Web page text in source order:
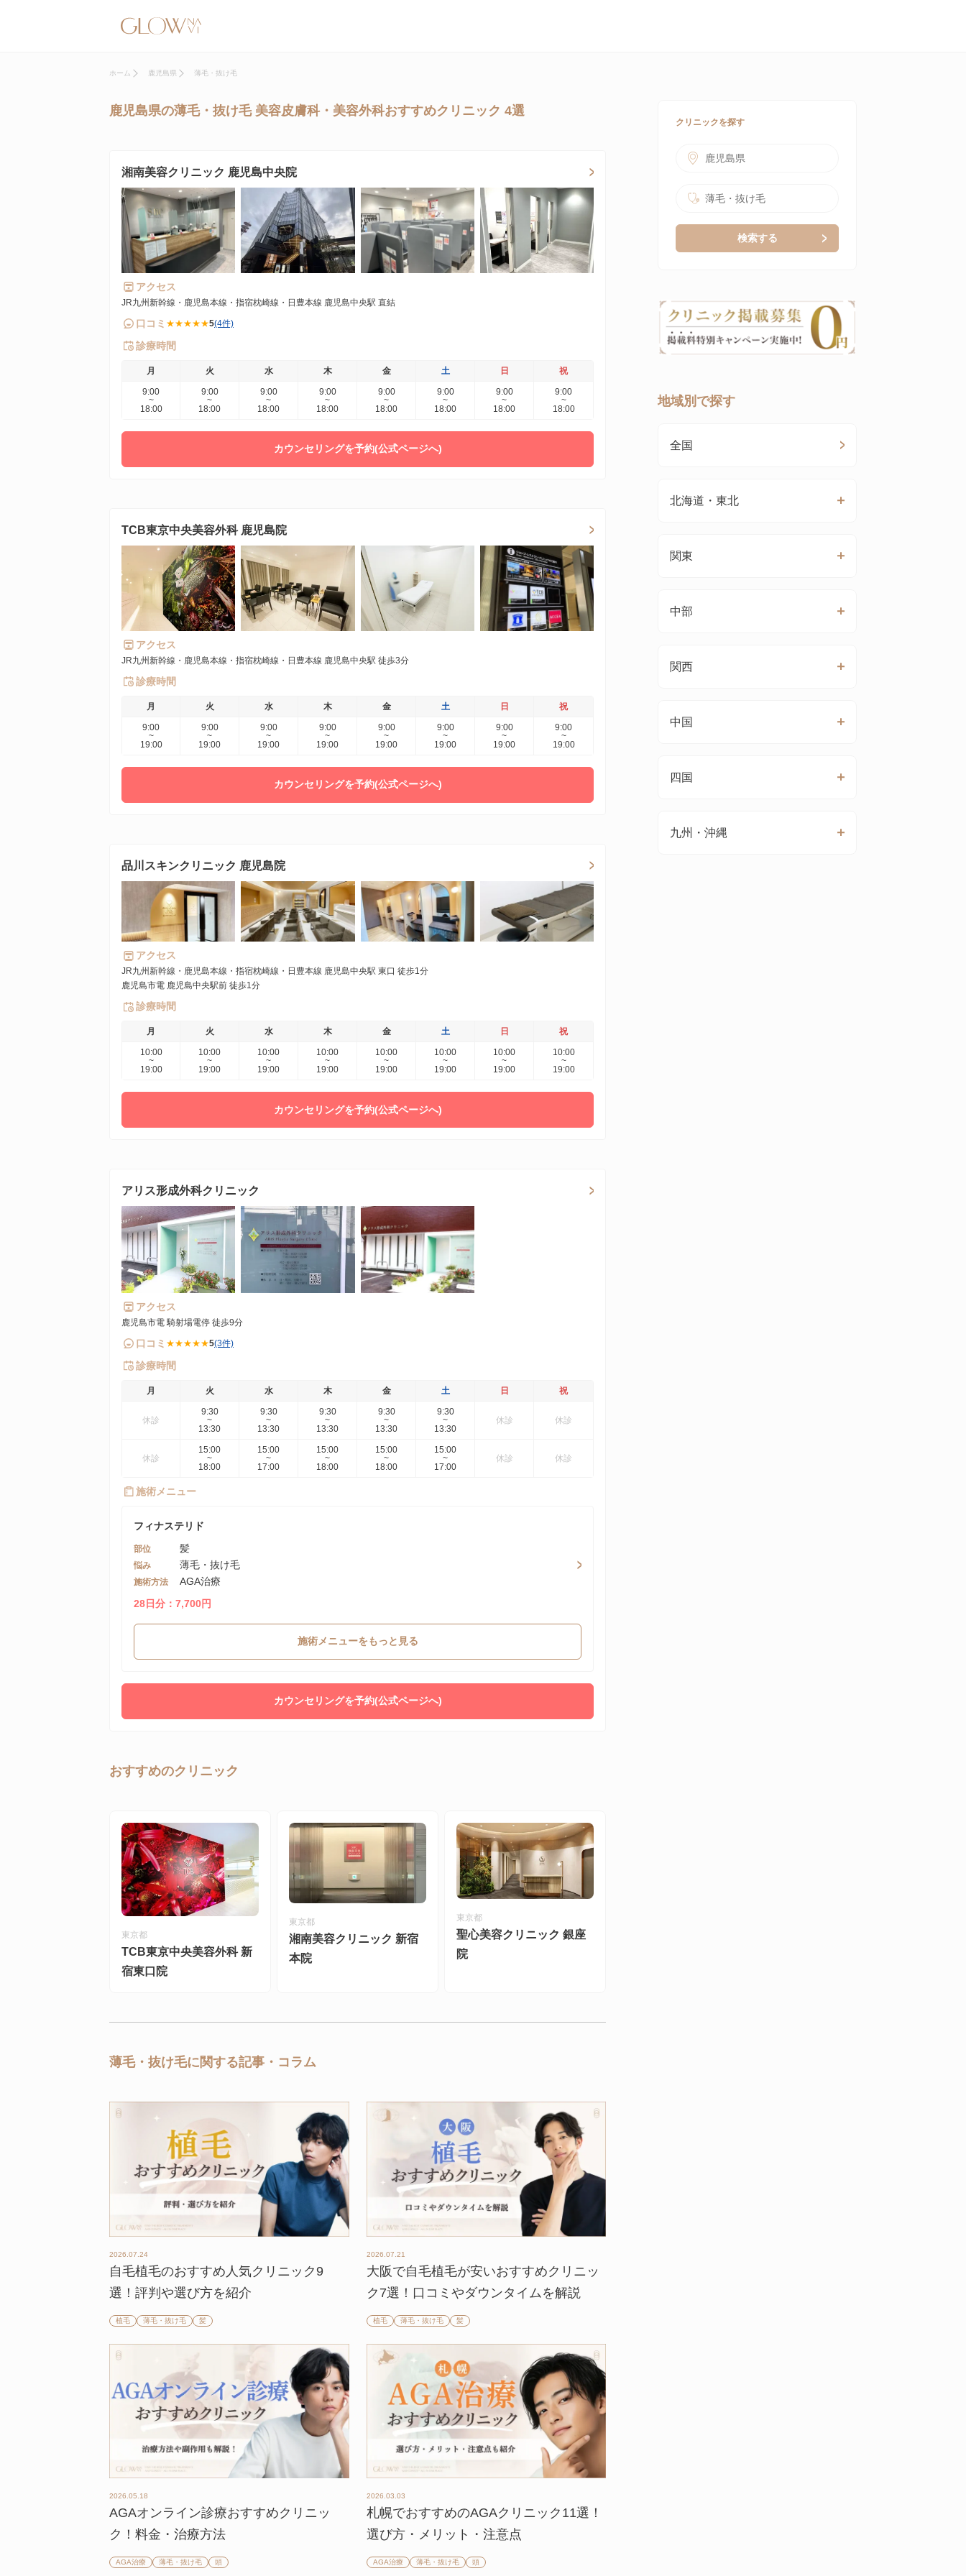
ホーム 鹿児島県 薄毛・抜け毛
鹿児島県の薄毛・抜け毛 美容皮膚科・美容外科おすすめクリニック 4選
湘南美容クリニック 鹿児島中央院
アクセス
JR九州新幹線・鹿児島本線・指宿枕崎線・日豊本線 鹿児島中央駅 直結
口コミ ★★★★★5(4件)
診療時間
月 火 水 木 金 土 日 祝
9:00
~
18:00
9:00
~
18:00
9:00
~
18:00
9:00
~
18:00
9:00
~
18:00
9:00
~
18:00
9:00
~
18:00
9:00
~
18:00
カウンセリングを予約(公式ページへ)
TCB東京中央美容外科 鹿児島院
アクセス
JR九州新幹線・鹿児島本線・指宿枕崎線・日豊本線 鹿児島中央駅 徒歩3分
診療時間
月 火 水 木 金 土 日 祝
9:00
~
19:00
9:00
~
19:00
9:00
~
19:00
9:00
~
19:00
9:00
~
19:00
9:00
~
19:00
9:00
~
19:00
9:00
~
19:00
カウンセリングを予約(公式ページへ)
品川スキンクリニック 鹿児島院
アクセス
JR九州新幹線・鹿児島本線・指宿枕崎線・日豊本線 鹿児島中央駅 東口 徒歩1分
鹿児島市電 鹿児島中央駅前 徒歩1分
診療時間
月 火 水 木 金 土 日 祝
10:00
~
19:00
10:00
~
19:00
10:00
~
19:00
10:00
~
19:00
10:00
~
19:00
10:00
~
19:00
10:00
~
19:00
10:00
~
19:00
カウンセリングを予約(公式ページへ)
アリス形成外科クリニック
アクセス
鹿児島市電 騎射場電停 徒歩9分
口コミ ★★★★★5(3件)
診療時間
月 火 水 木 金 土 日 祝
休診
9:30
~
13:30
9:30
~
13:30
9:30
~
13:30
9:30
~
13:30
9:30
~
13:30
休診 休診
休診
15:00
~
18:00
15:00
~
17:00
15:00
~
18:00
15:00
~
18:00
15:00
~
17:00
休診 休診
施術メニュー
フィナステリド
部位 髪
悩み 薄毛・抜け毛
施術方法
AGA治療
28日分：7,700円
施術メニューをもっと見る
カウンセリングを予約(公式ページへ)
おすすめのクリニック
東京都
TCB東京中央美容外科 新
宿東口院
東京都
湘南美容クリニック 新宿
本院
東京都
聖心美容クリニック 銀座
院
薄毛・抜け毛に関する記事・コラム
2026.07.24
自毛植毛のおすすめ人気クリニック9
選！評判や選び方を紹介
植毛 薄毛・抜け毛 髪
2026.07.21
大阪で自毛植毛が安いおすすめクリニッ
ク7選！口コミやダウンタイムを解説
植毛 薄毛・抜け毛 髪
2026.05.18
AGAオンライン診療おすすめクリニッ
ク！料金・治療方法
AGA治療 薄毛・抜け毛 頭
2026.03.03
札幌でおすすめのAGAクリニック11選！
選び方・メリット・注意点
AGA治療 薄毛・抜け毛 頭
クリニックを探す
鹿児島県
薄毛・抜け毛
検索する
地域別で探す
全国
北海道・東北
関東
中部
関西
中国
四国
九州・沖縄